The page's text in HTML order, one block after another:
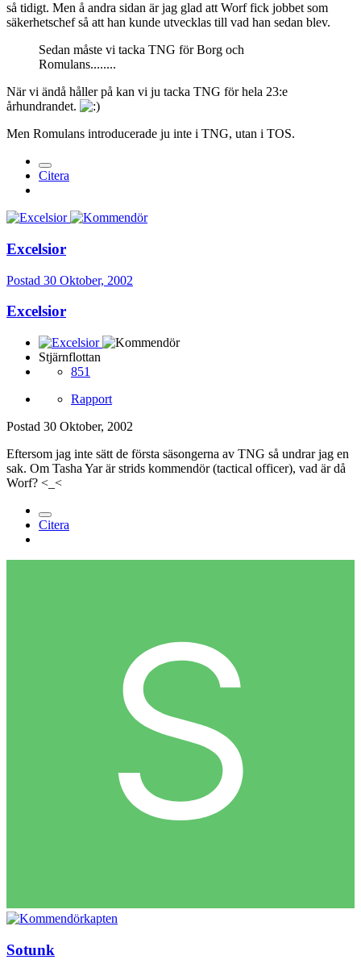
så tidigt. Men å andra sidan är jag glad att Worf fick jobbet som
säkerhetschef så att han kunde utvecklas till vad han sedan blev.
Sedan måste vi tacka TNG för Borg och
Romulans........
När vi ändå håller på kan vi ju tacka TNG för hela 23:e
århundrandet.
Men Romulans introducerade ju inte i TNG, utan i TOS.
Citera
Excelsior
Postad 30 Oktober, 2002
Excelsior
Stjärnflottan
851
Rapport
Postad 30 Oktober, 2002
Eftersom jag inte sätt de första säsongerna av TNG så undrar jag en
sak. Om Tasha Yar är strids kommendör (tactical officer), vad är då
Worf? <_<
Citera
Sotunk